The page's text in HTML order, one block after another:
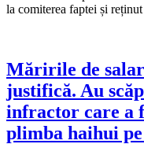
la comiterea faptei și
Măririle de
justifică. Au
infractor care a
plimba haihui